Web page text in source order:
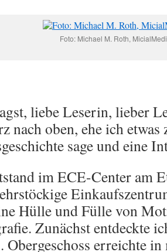
Foto: Michael M. Roth,
liebe Leserin, lieber
nach oben, ehe ich etwas
sage und eine
im ECE-Center am
Hülle und Fülle von
Zunächst entdeckte
Obergeschoss erreichte